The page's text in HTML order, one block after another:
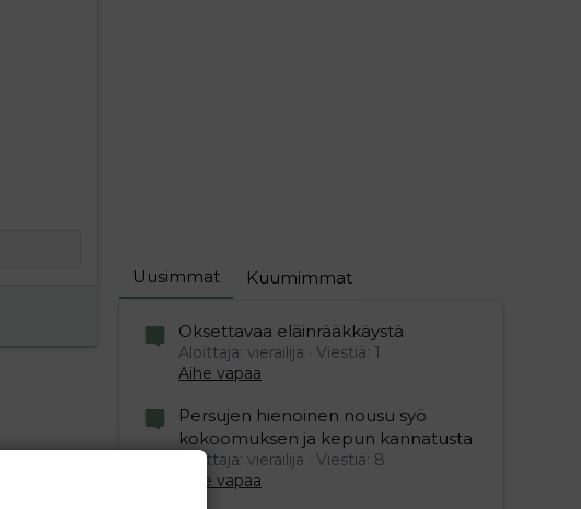
Uusimmat Kuumimmat
Oksettavaa eläinrääkkäystä
Aloittaja: vierailija
Viestiä: 1
Aihe vapaa
Persujen hienoinen nousu syö
kokoomuksen ja kepun kannatusta
Aloittaja: vierailija
Viestiä: 8
Aihe vapaa